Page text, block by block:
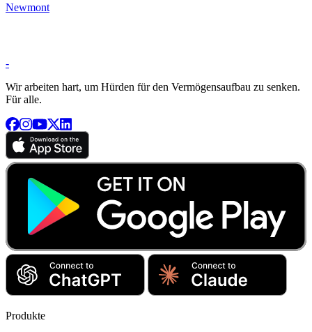
Newmont
-
Wir arbeiten hart, um Hürden für den Vermögensaufbau zu senken.
Für alle.
Produkte